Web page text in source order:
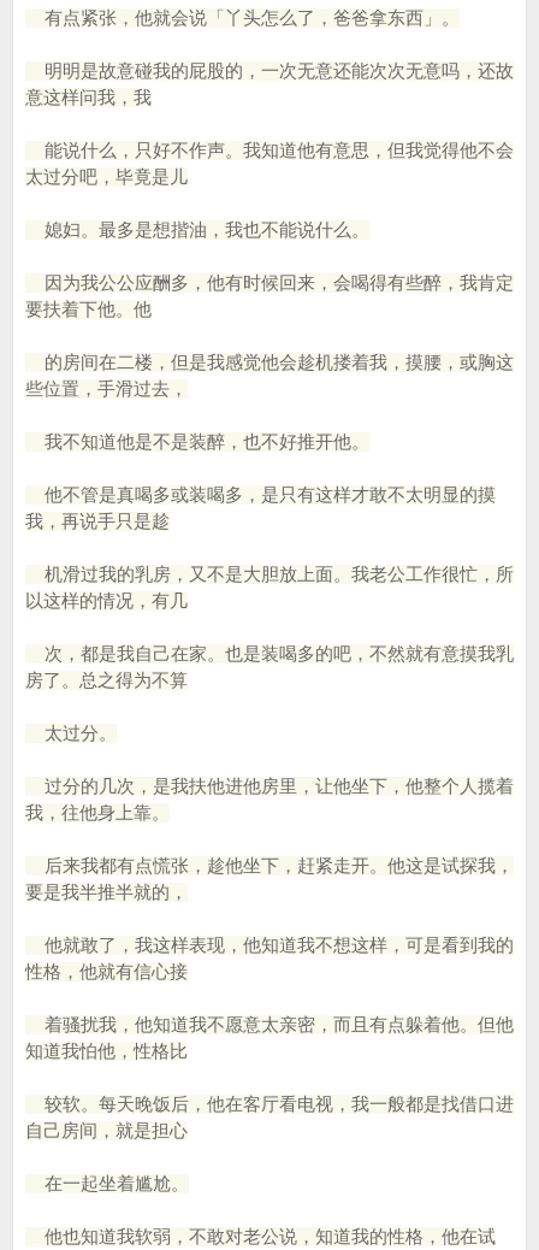
有点紧张，他就会说「丫头怎么了，爸爸拿东西」。
明明是故意碰我的屁股的，一次无意还能次次无意吗，还故
意这样问我，我
能说什么，只好不作声。我知道他有意思，但我觉得他不会
太过分吧，毕竟是儿
媳妇。最多是想揩油，我也不能说什么。
因为我公公应酬多，他有时候回来，会喝得有些醉，我肯定
要扶着下他。他
的房间在二楼，但是我感觉他会趁机搂着我，摸腰，或胸这
些位置，手滑过去，
我不知道他是不是装醉，也不好推开他。
他不管是真喝多或装喝多，是只有这样才敢不太明显的摸
我，再说手只是趁
机滑过我的乳房，又不是大胆放上面。我老公工作很忙，所
以这样的情况，有几
次，都是我自己在家。也是装喝多的吧，不然就有意摸我乳
房了。总之得为不算
太过分。
过分的几次，是我扶他进他房里，让他坐下，他整个人揽着
我，往他身上靠。
后来我都有点慌张，趁他坐下，赶紧走开。他这是试探我，
要是我半推半就的，
他就敢了，我这样表现，他知道我不想这样，可是看到我的
性格，他就有信心接
着骚扰我，他知道我不愿意太亲密，而且有点躲着他。但他
知道我怕他，性格比
较软。每天晚饭后，他在客厅看电视，我一般都是找借口进
自己房间，就是担心
在一起坐着尴尬。
他也知道我软弱，不敢对老公说，知道我的性格，他在试